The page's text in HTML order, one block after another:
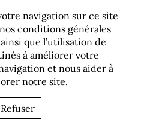
navigation sur ce site
conditions générales
que l’utilisation de
à améliorer votre
et nous aider à
notre site.
Refuser
et
mise en
sécurité du
de
Gisors